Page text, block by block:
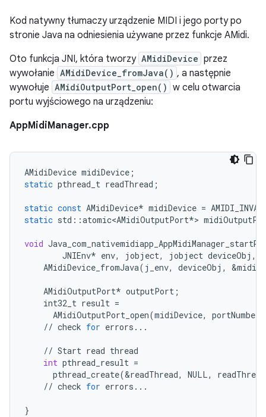
Kod natywny tłumaczy urządzenie MIDI i jego porty po
stronie Java na odniesienia używane przez funkcje AMidi.
Oto funkcja JNI, która tworzy AMidiDevice przez
wywołanie AMidiDevice_fromJava() , a następnie
wywołuje AMidiOutputPort_open() w celu otwarcia
portu wyjściowego na urządzeniu:
AppMidiManager.cpp
AMidiDevice midiDevice ;
static pthread_t readThread ;
static const AMidiDevice* midiDevice =
static std ::atomic<AMidiOutputPort*>
void
JNIEnv* env, jobject, jobject deviceObj ,
AMidiDevice_fromJava( j_env, deviceObj , &
AMidiOutputPort* outputPort ;
int32_t result =
AMidiOutputPort_open(midiDevice, portNumber
// check for errors ...
// Start read thread
int pthread_result =
pthread_create(&readThread, NULL,
// check for errors ...
}